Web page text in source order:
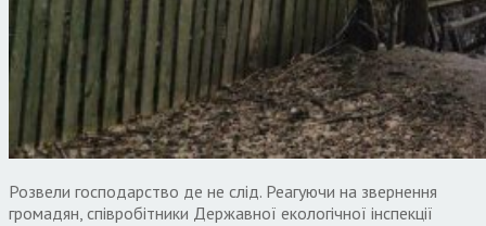
Розвели господарство де не слід. Реагуючи на звернення
громадян, співробітники Державної екологічної інспекції